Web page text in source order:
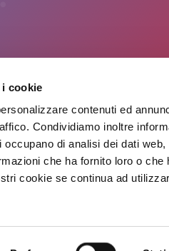
cookie
contenuti ed
Condividiamo inoltre
di analisi dei dati
che ha fornito loro o
cookie se continua ad
General Service S.r.l. -